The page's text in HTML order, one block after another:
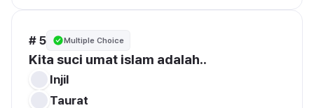
# 5 Multiple Choice
Kita suci umat islam adalah..
Injil
Taurat